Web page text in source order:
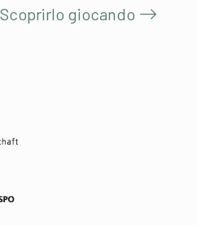
giocando